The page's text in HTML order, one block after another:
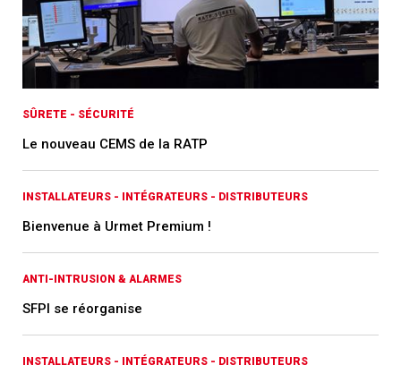
SÛRETE - SÉCURITÉ
Le nouveau CEMS de la RATP
INSTALLATEURS - INTÉGRATEURS - DISTRIBUTEURS
Bienvenue à Urmet Premium !
ANTI-INTRUSION & ALARMES
SFPI se réorganise
INSTALLATEURS - INTÉGRATEURS - DISTRIBUTEURS